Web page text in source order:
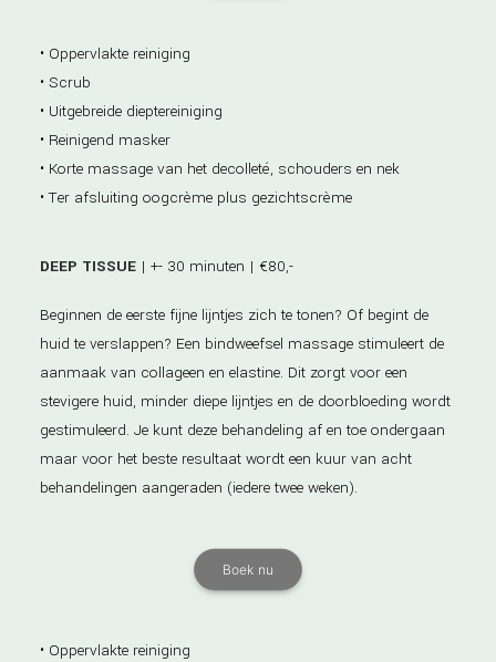
• Oppervlakte reiniging
• Scrub
• Uitgebreide dieptereiniging
• Reinigend masker
• Korte massage van het decolleté, schouders en nek
• Ter afsluiting oogcrème plus gezichtscrème
DEEP TISSUE | +- 30 minuten | €80,-
Beginnen de eerste fijne lijntjes zich te tonen? Of begint de
huid te verslappen? Een bindweefsel massage stimuleert de
aanmaak van collageen en elastine. Dit zorgt voor een
stevigere huid, minder diepe lijntjes en de doorbloeding wordt
gestimuleerd. Je kunt deze behandeling af en toe ondergaan
maar voor het beste resultaat wordt een kuur van acht
behandelingen aangeraden (iedere twee weken).
Boek nu
• Oppervlakte reiniging